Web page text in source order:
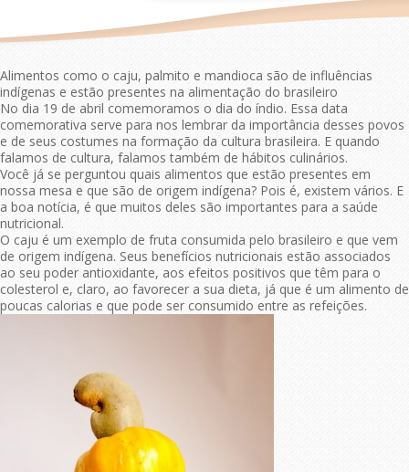
Alimentos como o caju, palmito e mandioca são de influências
indígenas e estão presentes na alimentação do brasileiro
No dia 19 de abril comemoramos o dia do índio. Essa data
comemorativa serve para nos lembrar da importância desses povos
e de seus costumes na formação da cultura brasileira. E quando
falamos de cultura, falamos também de hábitos culinários.
Você já se perguntou quais alimentos que estão presentes em
nossa mesa e que são de origem indígena? Pois é, existem vários. E
a boa notícia, é que muitos deles são importantes para a saúde
nutricional.
O caju é um exemplo de fruta consumida pelo brasileiro e que vem
de origem indígena. Seus benefícios nutricionais estão associados
ao seu poder antioxidante, aos efeitos positivos que têm para o
colesterol e, claro, ao favorecer a sua dieta, já que é um alimento de
poucas calorias e que pode ser consumido entre as refeições.